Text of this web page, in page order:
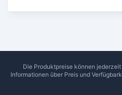
Die Produktpreise können
Informationen über Preis und